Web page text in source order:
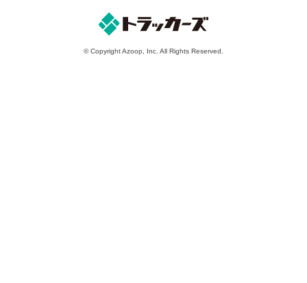
© Copyright Azoop, Inc. All Rights Reserved.